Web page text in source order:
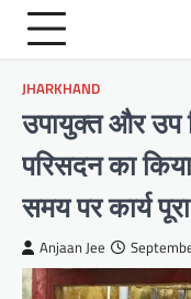
JHARKHAND
उपायुक्त और उप
परिसदन का
समय पर कार्य
Anjaan Jee